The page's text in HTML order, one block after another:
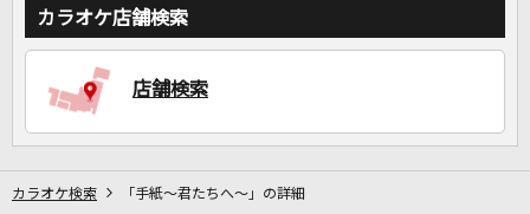
カラオケ店舗検索
店舗検索
カラオケ検索 「手紙～君たちへ～」の詳細